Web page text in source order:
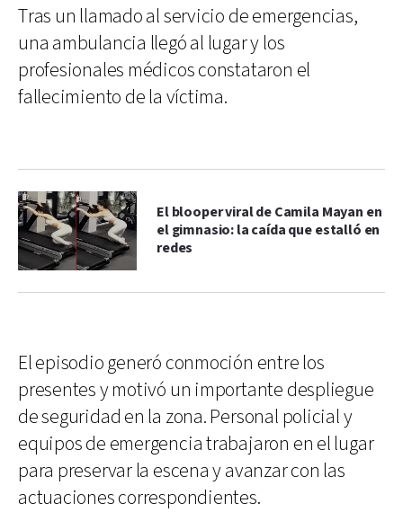
Tras un llamado al servicio de emergencias,
una ambulancia llegó al lugar y los
profesionales médicos constataron el
fallecimiento de la víctima.
El blooper viral de Camila Mayan en
el gimnasio: la caída que estalló en
redes
El episodio generó conmoción entre los
presentes y motivó un importante despliegue
de seguridad en la zona. Personal policial y
equipos de emergencia trabajaron en el lugar
para preservar la escena y avanzar con las
actuaciones correspondientes.